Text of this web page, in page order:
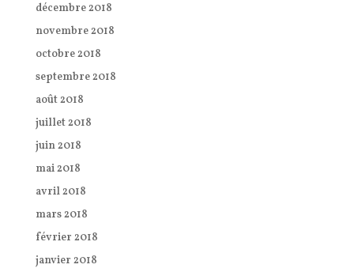
décembre 2018
novembre 2018
octobre 2018
septembre 2018
août 2018
juillet 2018
juin 2018
mai 2018
avril 2018
mars 2018
février 2018
janvier 2018